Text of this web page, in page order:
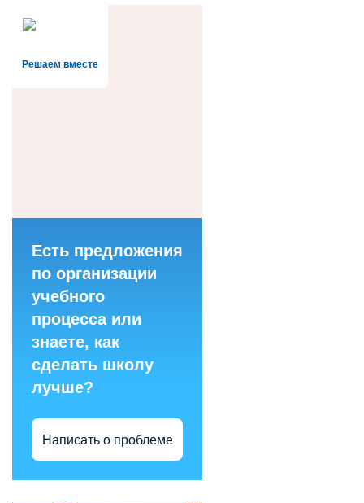
Решаем вместе
Есть предложения
по организации
учебного
процесса или
знаете, как
сделать школу
лучше?
Написать о проблеме